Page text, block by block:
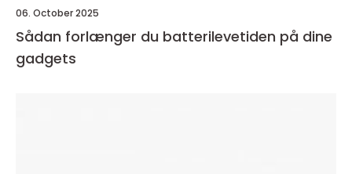
06. October 2025
Sådan forlænger du batterilevetiden på dine
gadgets